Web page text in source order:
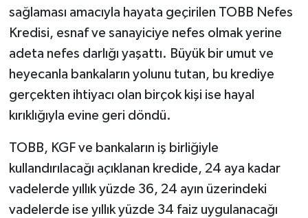
sağlaması amacıyla hayata geçirilen TOBB Nefes
Kredisi, esnaf ve sanayiciye nefes olmak yerine
adeta nefes darlığı yaşattı. Büyük bir umut ve
heyecanla bankaların yolunu tutan, bu krediye
gerçekten ihtiyacı olan birçok kişi ise hayal
kırıklığıyla evine geri döndü.
TOBB, KGF ve bankaların iş birliğiyle
kullandırılacağı açıklanan kredide, 24 aya kadar
vadelerde yıllık yüzde 36, 24 ayın üzerindeki
vadelerde ise yıllık yüzde 34 faiz uygulanacağı